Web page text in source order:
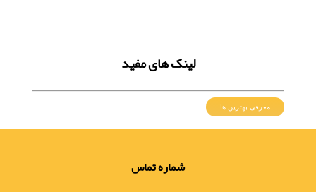
لینک های مفید
معرفی بهترین ها
شماره تماس